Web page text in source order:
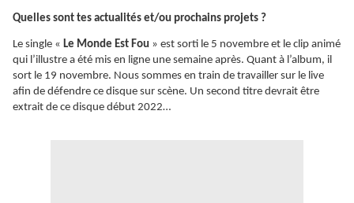
Quelles sont tes actualités et/ou prochains projets ?
Le single « Le Monde Est Fou » est sorti le 5 novembre et le clip animé
qui l’illustre a été mis en ligne une semaine après. Quant à l’album, il
sort le 19 novembre. Nous sommes en train de travailler sur le live
afin de défendre ce disque sur scène. Un second titre devrait être
extrait de ce disque début 2022…